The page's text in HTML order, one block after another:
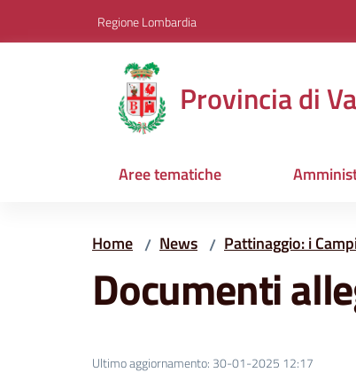
Regione Lombardia
Provincia di
Aree tematiche
Home / News / Pattinaggio: i
Documenti
Ultimo aggiornamento: 30-01-2025 12:17